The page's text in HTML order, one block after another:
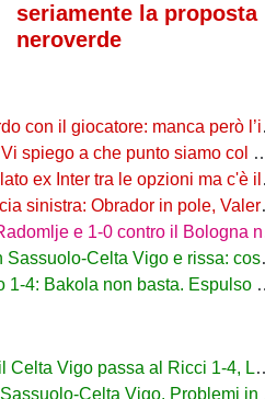
seriamente la proposta
neroverde
manca però l’intesa con il Sassuolo
a che punto siamo col Sassuolo"
tra le opzioni ma c'è il solito Cagliari
Obrador in pole, Valeri l’alternativa
1-0 contro il Bologna nelle prime amichevoli
Celta Vigo e rissa: cosa è successo
non basta. Espulso Laurienté
passa al Ricci 1-4, Laurienté espulso
Vigo. Problemi in difesa, lì non sto allenando"